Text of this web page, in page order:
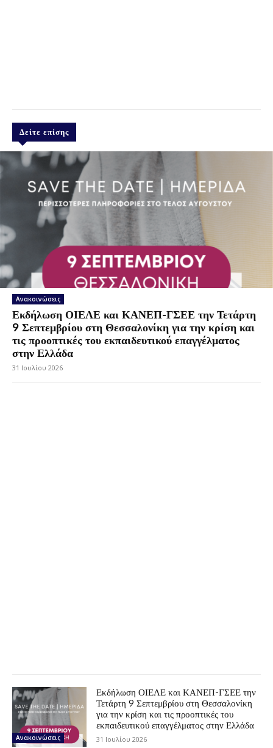
Δείτε επίσης
Ανακοινώσεις
Εκδήλωση ΟΙΕΛΕ και ΚΑΝΕΠ-ΓΣΕΕ την Τετάρτη
9 Σεπτεμβρίου στη Θεσσαλονίκη για την κρίση και
τις προοπτικές του εκπαιδευτικού επαγγέλματος
στην Ελλάδα
31 Ιουλίου 2026
Ανακοινώσεις
Εκδήλωση ΟΙΕΛΕ και ΚΑΝΕΠ-ΓΣΕΕ την
Τετάρτη 9 Σεπτεμβρίου στη Θεσσαλονίκη
για την κρίση και τις προοπτικές του
εκπαιδευτικού επαγγέλματος στην Ελλάδα
31 Ιουλίου 2026